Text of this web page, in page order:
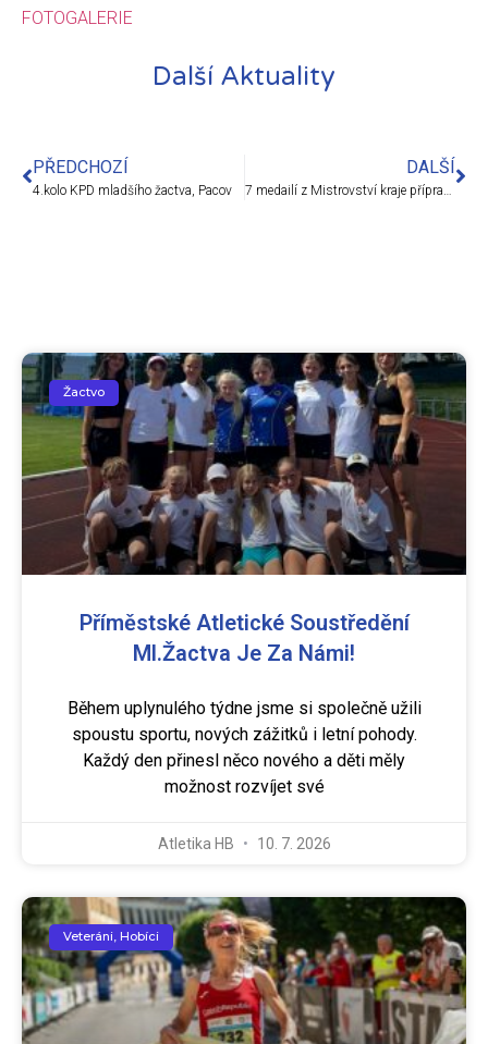
FOTOGALERIE
Další Aktuality
PŘEDCHOZÍ
4.kolo KPD mladšího žactva, Pacov
DALŠÍ
Žactvo
Příměstské Atletické Soustředění
Ml.žactva Je Za Námi!
Během uplynulého týdne jsme si společně užili
spoustu sportu, nových zážitků i letní pohody.
Každý den přinesl něco nového a děti měly
možnost rozvíjet své
Atletika HB 10. 7. 2026
Veteráni, Hobíci